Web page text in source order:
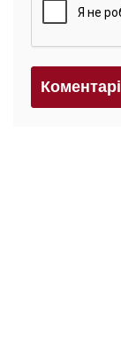
Коментарi